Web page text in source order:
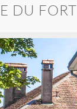
DU FORT